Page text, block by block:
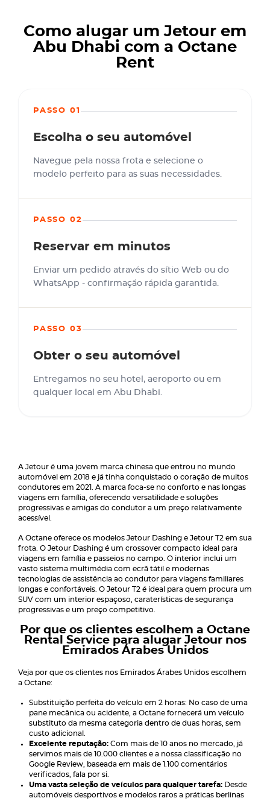
Como alugar um Jetour em
Abu Dhabi com a Octane
Rent
PASSO 01
Escolha o seu automóvel
Navegue pela nossa frota e selecione o
modelo perfeito para as suas necessidades.
PASSO 02
Reservar em minutos
Enviar um pedido através do sítio Web ou do
WhatsApp - confirmação rápida garantida.
PASSO 03
Obter o seu automóvel
Entregamos no seu hotel, aeroporto ou em
qualquer local em Abu Dhabi.
A Jetour é uma jovem marca chinesa que entrou no mundo
automóvel em 2018 e já tinha conquistado o coração de muitos
condutores em 2021. A marca foca-se no conforto e nas longas
viagens em família, oferecendo versatilidade e soluções
progressivas e amigas do condutor a um preço relativamente
acessível.
A Octane oferece os modelos Jetour Dashing e Jetour T2 em sua
frota. O Jetour Dashing é um crossover compacto ideal para
viagens em família e passeios no campo. O interior inclui um
vasto sistema multimédia com ecrã tátil e modernas
tecnologias de assistência ao condutor para viagens familiares
longas e confortáveis. O Jetour T2 é ideal para quem procura um
SUV com um interior espaçoso, caraterísticas de segurança
progressivas e um preço competitivo.
Por que os clientes escolhem a Octane
Rental Service para alugar Jetour nos
Emirados Árabes Unidos
Veja por que os clientes nos Emirados Árabes Unidos escolhem
a Octane:
Substituição perfeita do veículo em 2 horas: No caso de uma
pane mecânica ou acidente, a Octane fornecerá um veículo
substituto da mesma categoria dentro de duas horas, sem
custo adicional.
Excelente reputação: Com mais de 10 anos no mercado, já
servimos mais de 10.000 clientes e a nossa classificação no
Google Review, baseada em mais de 1.100 comentários
verificados, fala por si.
Uma vasta seleção de veículos para qualquer tarefa: Desde
automóveis desportivos e modelos raros a práticas berlinas